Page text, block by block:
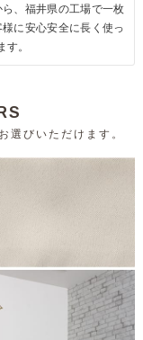
、福井県の工場で一枚
に安心安全に長く使っ
。
選びいただけます。